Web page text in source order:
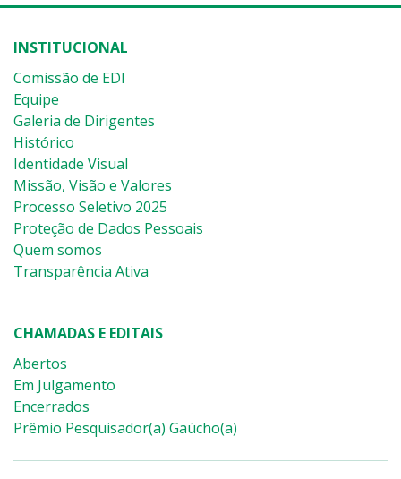
INSTITUCIONAL
Comissão de EDI
Equipe
Galeria de Dirigentes
Histórico
Identidade Visual
Missão, Visão e Valores
Processo Seletivo 2025
Proteção de Dados Pessoais
Quem somos
Transparência Ativa
CHAMADAS E EDITAIS
Abertos
Em Julgamento
Encerrados
Prêmio Pesquisador(a) Gaúcho(a)